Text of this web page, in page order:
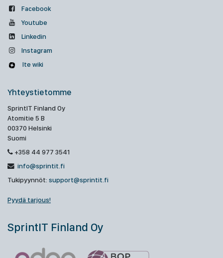
Facebook
Youtube
Linkedin
Instagram
Ite wiki
Yhteystietomme
SprintIT Finland Oy
Atomitie 5 B
00370 Helsinki
Suomi
+358 44 977 3541
info@sprintit.fi
Tukipyynnöt: support@sprintit.fi
Pyydä tarjous!
SprintIT Finland Oy